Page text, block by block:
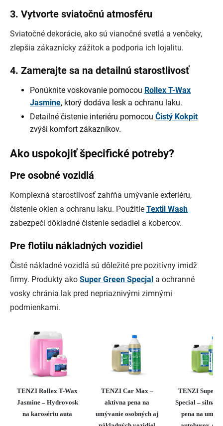
3. Vytvorte sviatočnú atmosféru
Sviatočné dekorácie, ako sú vianočné svetlá a venčeky,
zlepšia zákaznícky zážitok a podporia ich lojalitu.
4. Zamerajte sa na detailnú starostlivosť
Ponúknite voskovanie pomocou Rollex T-Wax
Jasmine, ktorý dodáva lesk a ochranu laku.
Detailné čistenie interiéru pomocou Čistý Kokpit
zvýši komfort zákazníkov.
Ako uspokojiť špecifické potreby?
Pre osobné vozidlá
Komplexná starostlivosť zahŕňa umývanie exteriéru,
čistenie okien a ochranu laku. Použitie Textil Wash
zabezpečí dôkladné čistenie sedadiel a kobercov.
Pre flotilu nákladných vozidiel
Čisté nákladné vozidlá sú dôležité pre pozitívny imidž
firmy. Produkty ako Super Green Specjal a ochranné
vosky chránia lak pred nepriaznivými zimnými
podmienkami.